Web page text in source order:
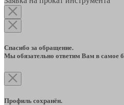
Спасибо за обращение.
Мы обязательно ответим Вам в самое
Профиль сохранён.